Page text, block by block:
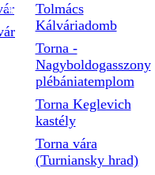
Tolmács
Kálváriadomb
Torna -
Nagyboldogasszony
plébániatemplom
Torna Keglevich
kastély
Torna vára
(Turniansky hrad)